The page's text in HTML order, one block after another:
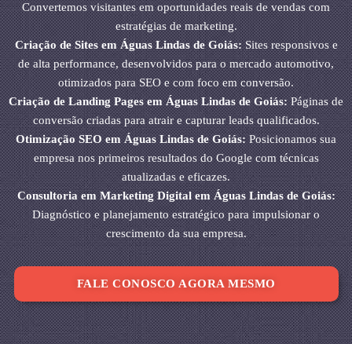
Convertemos visitantes em oportunidades reais de vendas com
estratégias de marketing.
Criação de Sites em Águas Lindas de Goiás:Sites responsivos e
de alta performance, desenvolvidos para o mercado automotivo,
otimizados para SEO e com foco em conversão.
Criação de Landing Pages em Águas Lindas de Goiás:Páginas de
conversão criadas para atrair e capturar leads qualificados.
Otimização SEO em Águas Lindas de Goiás: Posicionamos sua
empresa nos primeiros resultados do Google com técnicas
atualizadas e eficazes.
Consultoria em Marketing Digital em Águas Lindas de Goiás:
Diagnóstico e planejamento estratégico para impulsionar o
crescimento da sua empresa.
FALE CONOSCO AGORA MESMO